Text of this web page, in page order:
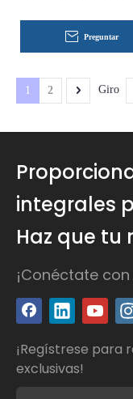
Preguntar
1 2 Giro
integrales
Haz que tu
¡Conéctate
¡Regístrese para
exclusivas!